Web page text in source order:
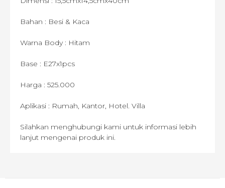
Bahan : Besi & Kaca
Warna Body : Hitam
Base : E27x1pcs
Harga : 525.000
Aplikasi : Rumah, Kantor, Hotel. Villa
Silahkan menghubungi kami untuk informasi lebih
lanjut mengenai produk ini.